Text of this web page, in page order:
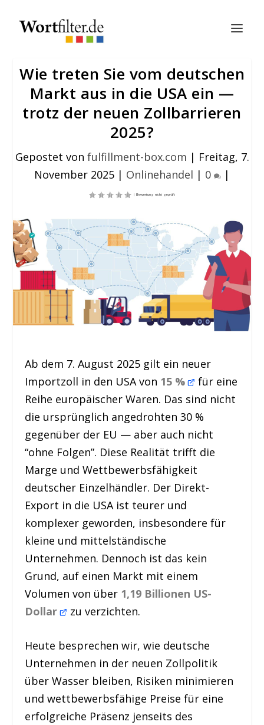
Wie treten Sie vom deutschen
Markt aus in die USA ein —
trotz der neuen Zollbarrieren
2025?
Gepostet von fulfillment-box.com | Freitag, 7.
November 2025 | Onlinehandel | 0 |
Ab dem 7. August 2025 gilt ein neuer
Importzoll in den USA von 15 %
für eine
Reihe europäischer Waren. Das sind nicht
die ursprünglich angedrohten 30 %
gegenüber der EU — aber auch nicht
“ohne Folgen”. Diese Realität trifft die
Marge und Wettbewerbsfähigkeit
deutscher Einzelhändler. Der Direkt-
Export in die USA ist teurer und
komplexer geworden, insbesondere für
kleine und mittelständische
Unternehmen. Dennoch ist das kein
Grund, auf einen Markt mit einem
Volumen von über 1,19 Billionen US-
Dollar
zu verzichten.
Heute besprechen wir, wie deutsche
Unternehmen in der neuen Zollpolitik
über Wasser bleiben, Risiken minimieren
und wettbewerbsfähige Preise für eine
erfolgreiche Präsenz jenseits des